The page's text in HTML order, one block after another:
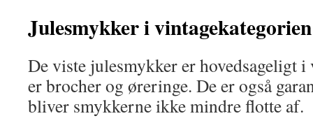
Julesmykker i vintagekategorien
De viste julesmykker er hovedsageligt
er brocher og øreringe. De er også
bliver smykkerne ikke mindre flotte af.